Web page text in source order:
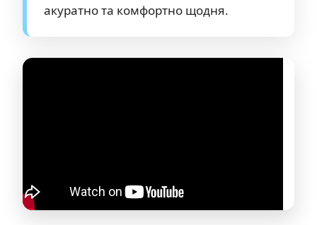
акуратно та комфортно щодня.